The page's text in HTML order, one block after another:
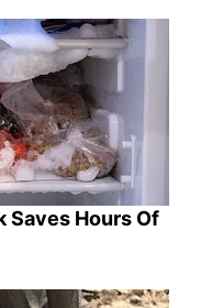
Saves Hours Of